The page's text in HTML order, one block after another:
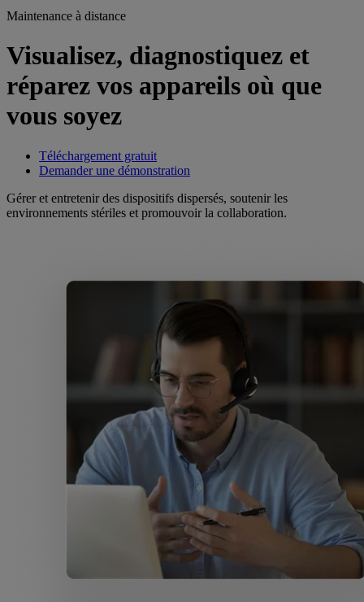
Maintenance à distance
Visualisez, diagnostiquez et
réparez vos appareils où que
vous soyez
Téléchargement gratuit
Demander une démonstration
Gérer et entretenir des dispositifs dispersés, soutenir les
environnements stériles et promouvoir la collaboration.